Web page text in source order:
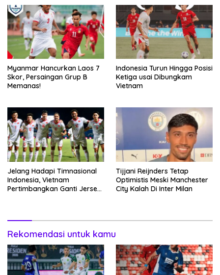
Myanmar Hancurkan Laos 7
Skor, Persaingan Grup B
Memanas!
Indonesia Turun Hingga Posisi
Ketiga usai Dibungkam
Vietnam
Jelang Hadapi Timnasional
Indonesia, Vietnam
Pertimbangkan Ganti Jersey
Tijjani Reijnders Tetap
Optimistis Meski Manchester
City Kalah Di Inter Milan
Rekomendasi untuk kamu